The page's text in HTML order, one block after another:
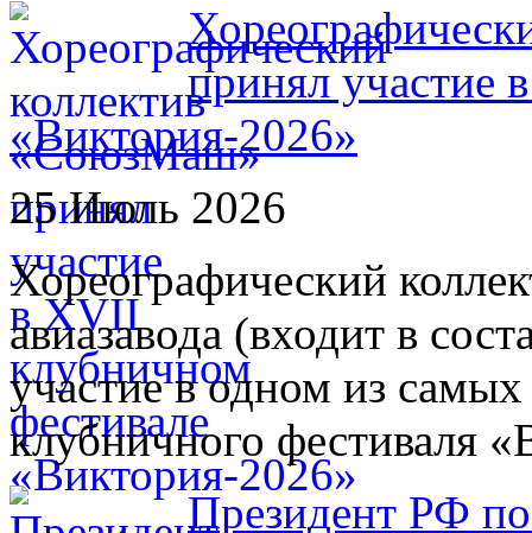
принял участие
«Виктория-2026»
25 Июль 2026
Хореографический
авиазавода (входит в
участие в одном из
клубничного фестиваля
Президент РФ